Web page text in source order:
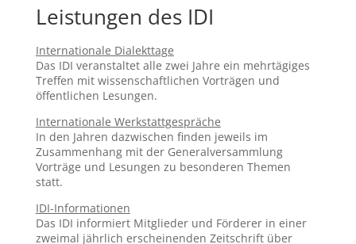
Leistungen des IDI
Internationale Dialekttage
Das IDI veranstaltet alle zwei Jahre ein mehrtägiges
Treffen mit wissenschaftlichen Vorträgen und
öffentlichen Lesungen.
Internationale Werkstattgespräche
In den Jahren dazwischen finden jeweils im
Zusammenhang mit der Generalversammlung
Vorträge und Lesungen zu besonderen Themen
statt.
IDI-Informationen
Das IDI informiert Mitglieder und Förderer in einer
zweimal jährlich erscheinenden Zeitschrift über